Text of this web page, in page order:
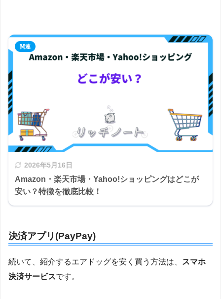
2026年5月16日
Amazon・楽天市場・Yahoo!ショッピングはどこが
安い？特徴を徹底比較！
決済アプリ(PayPay)
続いて、紹介するエアドッグを安く買う方法は、
スマホ
決済サービスです。